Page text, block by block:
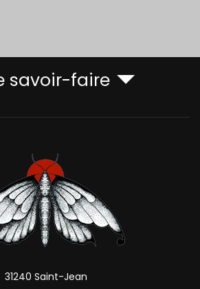
savoir-faire
31240 Saint-Jean